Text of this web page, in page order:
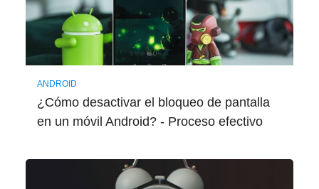
ANDROID
¿Cómo desactivar el bloqueo de pantalla
en un móvil Android? - Proceso efectivo